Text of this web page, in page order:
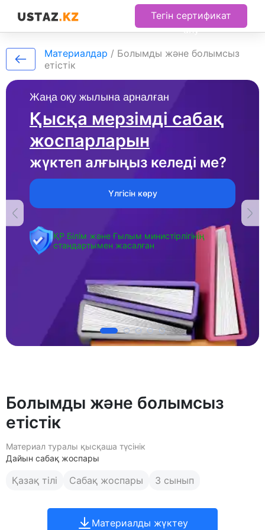
Тегін сертификат
алу
Жаңа оқу жылына арналған
Қысқа мерзімді сабақ
жоспарларын
жүктеп алғыңыз келеді ме?
Үлгісін көру
ҚР Білім және Ғылым министірлігінің
стандартымен жасалған
Материалдар / Болымды және болымсыз
етістік
Болымды және болымсыз
етістік
Материал туралы қысқаша түсінік
Дайын сабақ жоспары
Қазақ тілі Сабақ жоспары 3 сынып
Материалды жүктеу